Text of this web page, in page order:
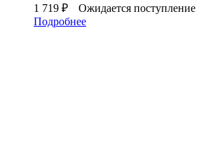
1 719 ₽
Ожидается поступление
Подробнее